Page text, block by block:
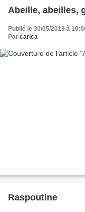
Abeille, abeilles,
Publié le 30/05/2019 à
Par carica
Raspoutine